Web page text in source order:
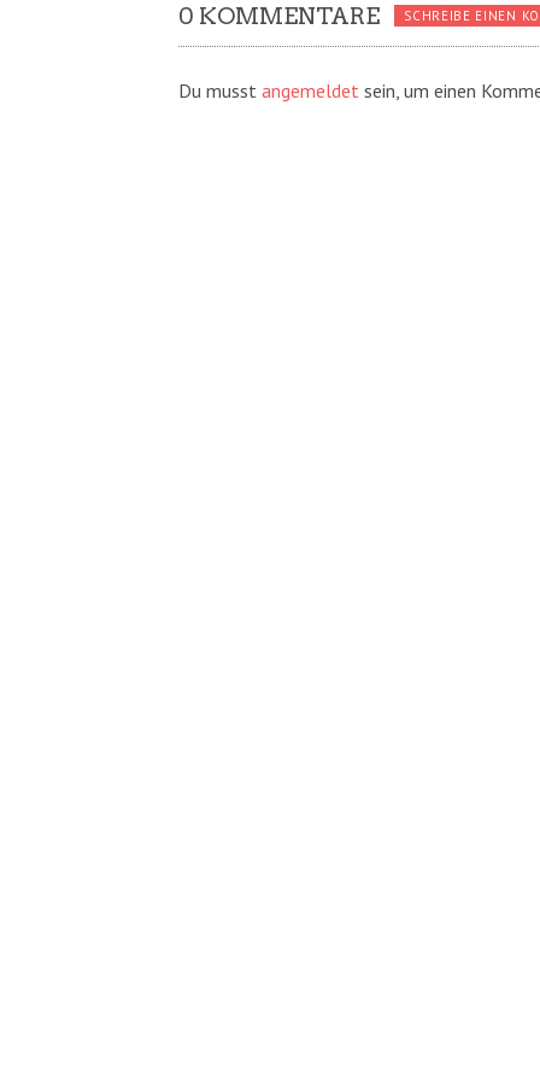
0 KOMMENTARE SCHREIBE EINEN
Du musst angemeldet sein, um einen